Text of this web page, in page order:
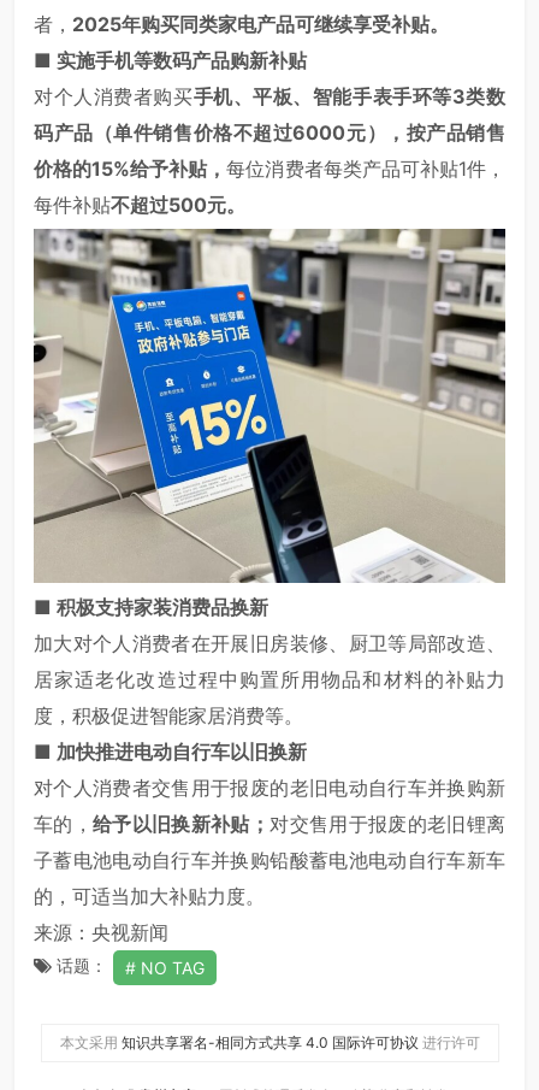
者， 2025年购买同类家电产品可继续享受补贴。
■ 实施手机等数码产品购新补贴
对个人消费者购买手机、平板、智能手表手环等3类数
码产品（单件销售价格不超过6000元），按产品销售
价格的15%给予补贴，每位消费者每类产品可补贴1件，
每件补贴不超过500元。
■ 积极支持家装消费品换新
加大对个人消费者在开展旧房装修、厨卫等局部改造、
居家适老化改造过程中购置所用物品和材料的补贴力
度，积极促进智能家居消费等。
■ 加快推进电动自行车以旧换新
对个人消费者交售用于报废的老旧电动自行车并换购新
车的，给予以旧换新补贴； 对交售用于报废的老旧锂离
子蓄电池电动自行车并换购铅酸蓄电池电动自行车新车
的，可适当加大补贴力度。
来源：央视新闻
话题： NO TAG
本文采用 知识共享署名-相同方式共享 4.0 国际许可协议 进行许可